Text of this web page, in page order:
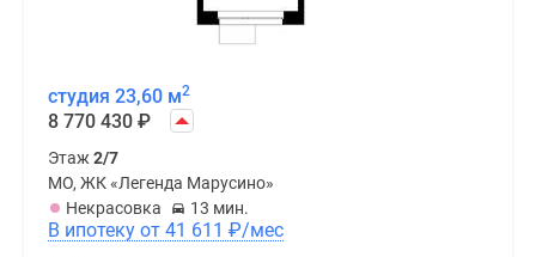
студия 23,60 м2
8 770 430 ₽
Этаж 2/7
МО, ЖК «Легенда Марусино»
Некрасовка
13 мин.
В ипотеку от 41 611 ₽/мес